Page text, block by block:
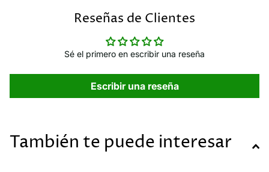
Reseñas de Clientes
Sé el primero en escribir una reseña
Escribir una reseña
También te puede interesar